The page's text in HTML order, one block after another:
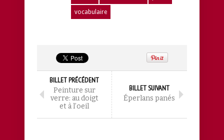
vocabulaire
BILLET PRÉCÉDENT
Peinture sur
verre: au doigt
et à l’oeil
BILLET SUIVANT
Éperlans panés